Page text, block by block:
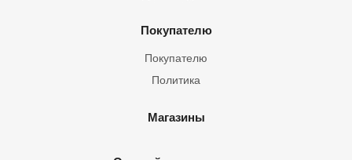
Покупателю
Покупателю
Политика
Магазины